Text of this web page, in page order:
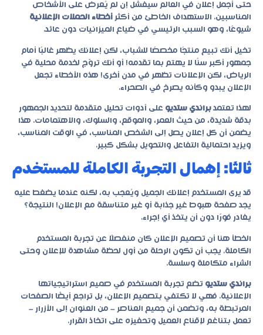
حتى أجمل إعلان في العالم سيفشل إن لم يُعرض على الأشخاص
المناسبين. الاستهداف الخاطئ من أكثر أخطاء الحملات الإعلانية
شيوعًا، وهو السبب الرئيسي في ضياع الميزانيات دون عائد.
تخيل أنك تبيع منتجًا مخصصًا للشباب، لكن إعلانك يظهر غالبًا أمام
جمهور أكبر سنًا لا يهتم بما تقدمه! أو أنك تروّج لخدمة محلية في
الرياض، لكن الإعلانات تظهر في مدن أخرى! هذه الأخطاء تجعل
الإعلان يبدو وكأنه يصرخ في الصحراء.
لهذا تعتمد براندي ستديو على أدوات تحليل متقدمة لتحديد الجمهور
بدقة شديدة، من حيث العمر، والموقع، والسلوك، والاهتمامات. هذا
يضمن أن كل إعلان يصل إلى الشخص المناسب، في الوقت المناسب،
ويزيد احتمالية التفاعل والتحويل بشكل كبير.
ثالثًا: إهمال التجربة الكاملة للمستخدم
قد يرى المستخدم إعلانك الجميل ويُعجب به، لكنه عندما يضغط عليه
يجد صفحة هبوط غير جذابة أو غير متناسقة مع الإعلان! النتيجة؟
يغادر فورًا دون أن يتخذ أي إجراء.
الخطأ هنا أن تصميم الإعلان كان منفصلًا عن تجربة المستخدم
الكاملة. يجب أن تكون الرحلة من أول لحظة مشاهدة للإعلان وحتى
الشراء متكاملة وسلسة.
براندي ستديو تضع تجربة المستخدم في صميم استراتيجياتها
الإعلانية. فهي لا تكتفي بتصميم الإعلان، بل تراجع أيضًا الصفحات
المرتبطة به، وتضمن أن جميع العناصر – من العنوان إلى الأزرار –
تعمل بتناغم لإقناع العميل وتحفيزه على اتخاذ القرار.